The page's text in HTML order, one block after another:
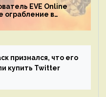
EVE Online
ограбление в
признался, что его
купить Twitter